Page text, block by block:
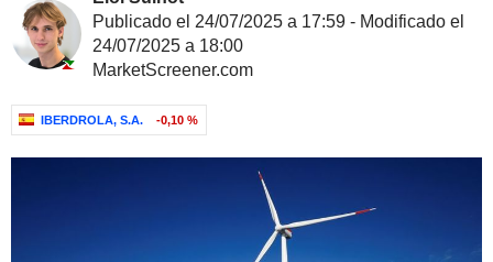
Publicado el 24/07/2025 a 17:59 - Modificado el
24/07/2025 a 18:00
MarketScreener.com
IBERDROLA, S.A. -0,10 %